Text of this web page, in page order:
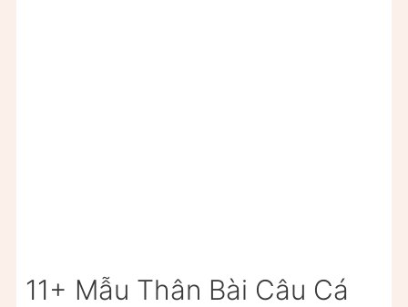
11+ Mẫu Thân Bài Câu Cá